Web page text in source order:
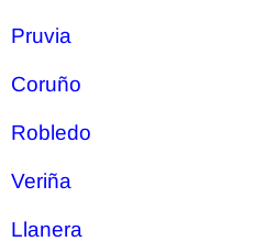
Pruvia
Coruño
Robledo
Veriña
Llanera